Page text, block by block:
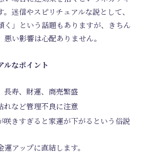
迷信やスピリチュアルな説として、
く」という話題もありますが、きちん
い影響は心配ありません。
ルなポイント
長寿、財運、商売繁盛
れなど管理不良に注意
咲きすぎると家運が下がるという俗説
アップに直結します。